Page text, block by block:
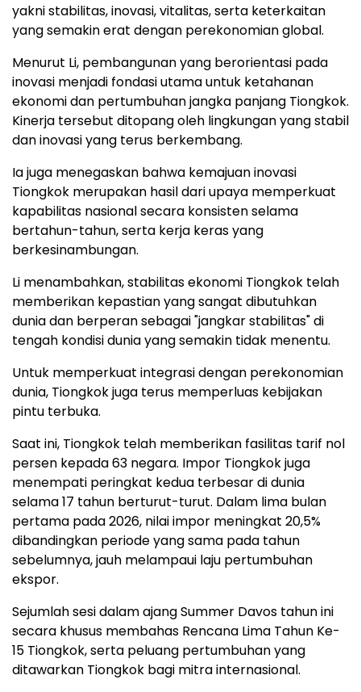
yakni stabilitas, inovasi, vitalitas, serta keterkaitan
yang semakin erat dengan perekonomian global.
Menurut Li, pembangunan yang berorientasi pada
inovasi menjadi fondasi utama untuk ketahanan
ekonomi dan pertumbuhan jangka panjang Tiongkok.
Kinerja tersebut ditopang oleh lingkungan yang stabil
dan inovasi yang terus berkembang.
Ia juga menegaskan bahwa kemajuan inovasi
Tiongkok merupakan hasil dari upaya memperkuat
kapabilitas nasional secara konsisten selama
bertahun-tahun, serta kerja keras yang
berkesinambungan.
Li menambahkan, stabilitas ekonomi Tiongkok telah
memberikan kepastian yang sangat dibutuhkan
dunia dan berperan sebagai "jangkar stabilitas" di
tengah kondisi dunia yang semakin tidak menentu.
Untuk memperkuat integrasi dengan perekonomian
dunia, Tiongkok juga terus memperluas kebijakan
pintu terbuka.
Saat ini, Tiongkok telah memberikan fasilitas tarif nol
persen kepada 63 negara. Impor Tiongkok juga
menempati peringkat kedua terbesar di dunia
selama 17 tahun berturut-turut. Dalam lima bulan
pertama pada 2026, nilai impor meningkat 20,5%
dibandingkan periode yang sama pada tahun
sebelumnya, jauh melampaui laju pertumbuhan
ekspor.
Sejumlah sesi dalam ajang Summer Davos tahun ini
secara khusus membahas Rencana Lima Tahun Ke-
15 Tiongkok, serta peluang pertumbuhan yang
ditawarkan Tiongkok bagi mitra internasional.